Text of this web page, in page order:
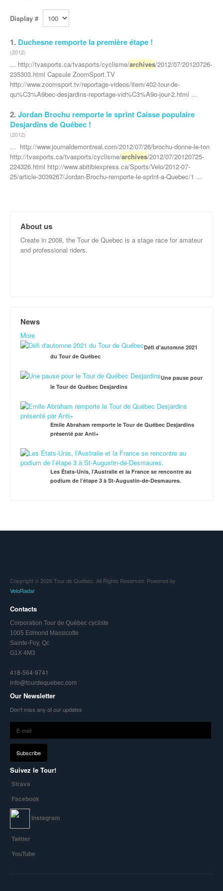
Display #
1. Duchesne remporte la première étape !
(2012)
... http://tvasports.ca/tvasports/cyclisme/archives/2012/07/20120726-
235303.html Capsule ZoomSport.TV
http://www.zoomsport.tv/reportage-videos/item/402-tour-de-
qu%C3%A9bec-desjardins-reportage-vid%C3%A9o-jour-2.html ...
2.Jordan Brochu remporte le sprint Caisse populaire
Desjardins de Québec !
(2012)
... http://www.journaldemontreal.com/2012/07/26/brochu-donne-le-ton
http://tvasports.ca/tvasports/cyclisme/archives/2012/07/20120725-
224326.html http://www.abitibiexpress.ca/Sports/Velo/2012-07-
25/article-3039267/Jordan-Brochu-remporte-le-sprint-a-Quebec/1 ...
About us
Create in 2008, the Tour de Quebec is a stage race for amateur
and professional riders.
News
More
Défi d'automne 2021
du Tour de Québec
Une pause pour
le Tour de Québec Desjardins
Emile Abraham remporte le Tour de Québec Desjardins
présenté par Anti+
Les États-Unis, l’Australie et la France se rencontre au
podium de l’étape 3 à St-Augustin-de-Desmaures.
Copyright © 2026 Tour de Québec. All Rights Reserved. Powered by
VeloRadar
Contacts
Corporation Tour de Québec cycliste
1005 Edmond Massicotte
Sainte-Foy, Qc
G1X 4M3
418-564-9741
info@tourdequebec.com
Our Newsletter
Don't miss any of our updates
Suivez le Tour!
Strava
Facebook
Instagram
Twitter
YouTube